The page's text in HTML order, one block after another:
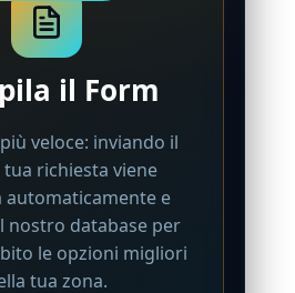
il Form
veloce: inviando il
richiesta viene
automaticamente e
nostro database per
le opzioni migliori
tua zona.